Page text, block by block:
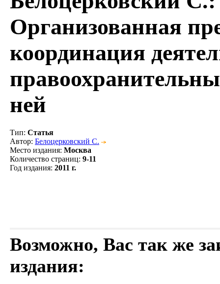
Организованная
координация
ней
Тип: Статья
Автор: Белоцерковский С.
Место издания: Москва
Количество страниц: 9-11
Год издания: 2011 г.
Возможно, Вас так же
издания: